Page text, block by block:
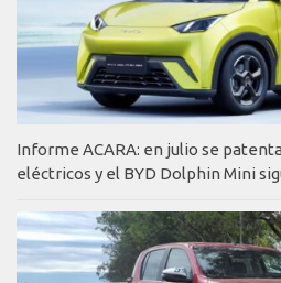
Informe ACARA: en julio se
eléctricos y el BYD Dolphin Mini